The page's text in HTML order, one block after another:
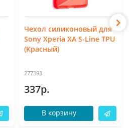
Чехол силиконовый для
Sony Xperia XA S-Line TPU
(Красный)
277393
337р.
В корзину